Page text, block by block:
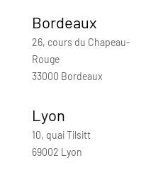
Bordeaux
26, cours du Chapeau-
Rouge
33000 Bordeaux
Lyon
10, quai Tilsitt
69002 Lyon